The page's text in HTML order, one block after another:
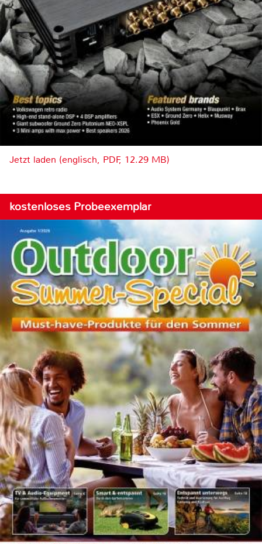
Jetzt laden (englisch, PDF, 12.29 MB)
kostenloses Probeexemplar